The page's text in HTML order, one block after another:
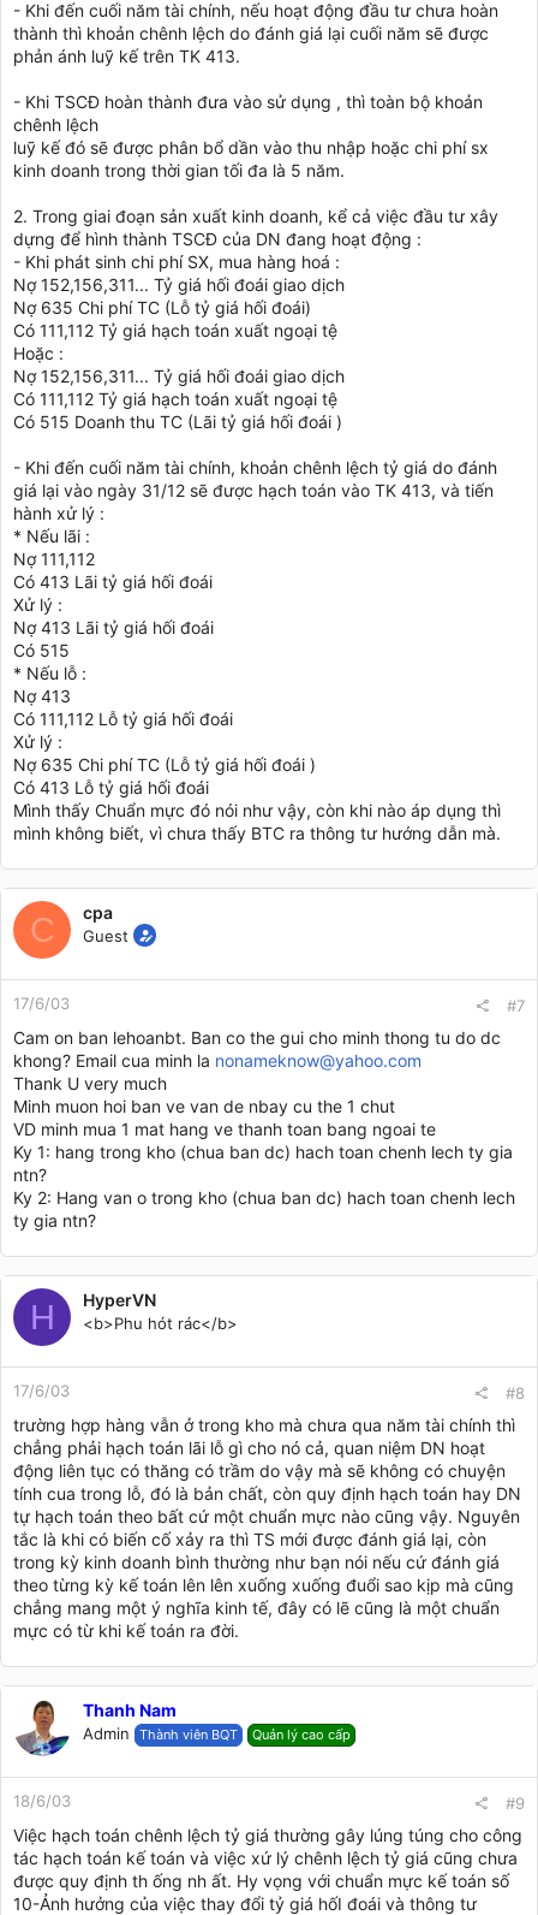
- Khi đến cuối năm tài chính, nếu hoạt động đầu tư chưa hoàn
thành thì khoản chênh lệch do đánh giá lại cuối năm sẽ được
phản ánh luỹ kế trên TK 413.
- Khi TSCĐ hoàn thành đưa vào sử dụng , thì toàn bộ khoản
chênh lệch
luỹ kế đó sẽ được phân bổ dần vào thu nhập hoặc chi phí sx
kinh doanh trong thời gian tối đa là 5 năm.
2. Trong giai đoạn sản xuất kinh doanh, kể cả việc đầu tư xây
dựng để hình thành TSCĐ của DN đang hoạt động :
- Khi phát sinh chi phí SX, mua hàng hoá :
Nợ 152,156,311... Tỷ giá hối đoái giao dịch
Nợ 635 Chi phí TC (Lỗ tỷ giá hối đoái)
Có 111,112 Tỷ giá hạch toán xuất ngoại tệ
Hoặc :
Nợ 152,156,311... Tỷ giá hối đoái giao dịch
Có 111,112 Tỷ giá hạch toán xuất ngoại tệ
Có 515 Doanh thu TC (Lãi tỷ giá hối đoái )
- Khi đến cuối năm tài chính, khoản chênh lệch tỷ giá do đánh
giá lại vào ngày 31/12 sẽ được hạch toán vào TK 413, và tiến
hành xử lý :
* Nếu lãi :
Nợ 111,112
Có 413 Lãi tỷ giá hối đoái
Xử lý :
Nợ 413 Lãi tỷ giá hối đoái
Có 515
* Nếu lỗ :
Nợ 413
Có 111,112 Lỗ tỷ giá hối đoái
Xử lý :
Nợ 635 Chi phí TC (Lỗ tỷ giá hối đoái )
Có 413 Lỗ tỷ giá hối đoái
Mình thấy Chuẩn mực đó nói như vậy, còn khi nào áp dụng thì
mình không biết, vì chưa thấy BTC ra thông tư hướng dẫn mà.
C cpa
Guest
17/6/03 #7
Cam on ban lehoanbt. Ban co the gui cho minh thong tu do dc
khong? Email cua minh la nonameknow@yahoo.com
Thank U very much
Minh muon hoi ban ve van de nbay cu the 1 chut
VD minh mua 1 mat hang ve thanh toan bang ngoai te
Ky 1: hang trong kho (chua ban dc) hach toan chenh lech ty gia
ntn?
Ky 2: Hang van o trong kho (chua ban dc) hach toan chenh lech
ty gia ntn?
H HyperVN
<b>Phu hót rác</b>
17/6/03 #8
trường hợp hàng vẫn ở trong kho mà chưa qua năm tài chính thì
chẳng phải hạch toán lãi lỗ gì cho nó cả, quan niệm DN hoạt
động liên tục có thăng có trầm do vậy mà sẽ không có chuyện
tính cua trong lỗ, đó là bản chất, còn quy định hạch toán hay DN
tự hạch toán theo bất cứ một chuẩn mực nào cũng vậy. Nguyên
tắc là khi có biến cố xảy ra thì TS mới được đánh giá lại, còn
trong kỳ kinh doanh bình thường như bạn nói nếu cứ đánh giá
theo từng kỳ kế toán lên lên xuống xuống đuổi sao kịp mà cũng
chẳng mang một ý nghĩa kinh tế, đây có lẽ cũng là một chuẩn
mực có từ khi kế toán ra đời.
Thanh Nam
Admin Thành viên BQT Quản lý cao cấp
18/6/03 #9
Việc hạch toán chênh lệch tỷ giá thường gây lúng túng cho công
tác hạch toán kế toán và việc xứ lý chênh lệch tỷ giá cũng chưa
được quy định th ống nh ất. Hy vọng với chuẩn mực kế toán số
10-Ảnh hưởng của việc thay đổi tỷ giá hốI đoái và thông tư